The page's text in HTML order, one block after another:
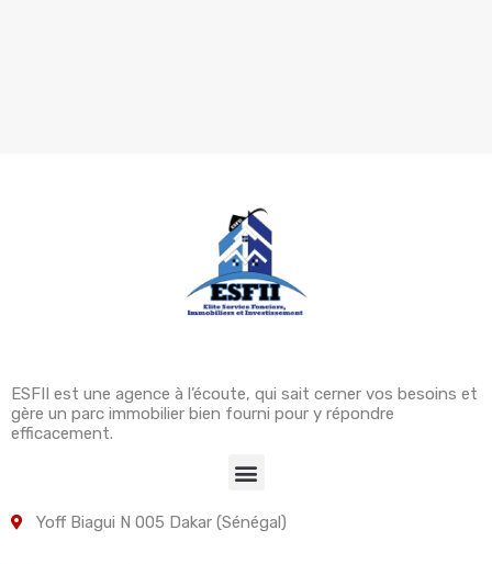
ESFII est une agence à l’écoute, qui sait cerner vos besoins et
gère un parc immobilier bien fourni pour y répondre
efficacement.
Yoff Biagui N 005 Dakar (Sénégal)